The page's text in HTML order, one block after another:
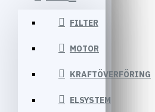
FILTER
MOTOR
KRAFTÖVERFÖRING
ELSYSTEM